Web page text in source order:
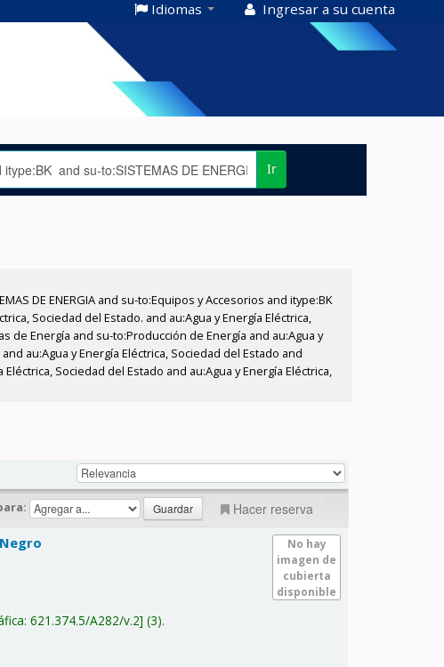
Idiomas Ingresar a su cuenta
Ir
DE ENERGIA and su-to:Equipos y Accesorios and itype:BK
Sociedad del Estado. and au:Agua y Energía Eléctrica,
de Energía and su-to:Producción de Energía and au:Agua y
au:Agua y Energía Eléctrica, Sociedad del Estado and
Sociedad del Estado and au:Agua y Energía Eléctrica,
Hacer reserva
No hay
imagen de
cubierta
disponible
621.374.5/A282/v.2 (3).